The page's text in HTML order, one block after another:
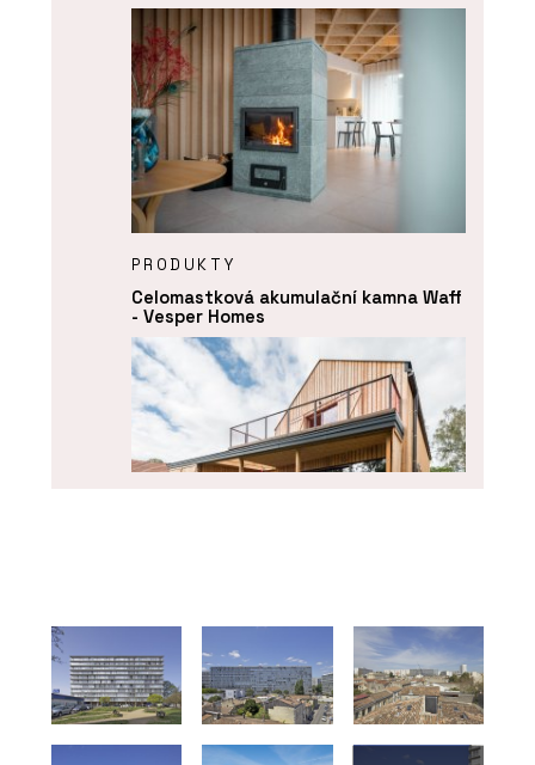
PRODUKTY
Celomastková akumulační kamna Waff
- Vesper Homes
Bydlení, co léčí tělo i duši